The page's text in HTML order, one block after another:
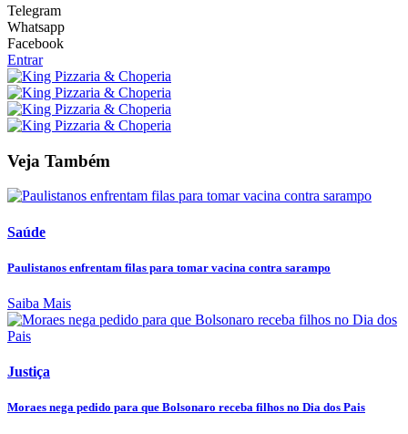
Telegram
Whatsapp
Facebook
Entrar
Veja Também
Saúde
Paulistanos enfrentam filas para tomar vacina contra sarampo
Saiba Mais
Justiça
Moraes nega pedido para que Bolsonaro receba filhos no Dia dos Pais